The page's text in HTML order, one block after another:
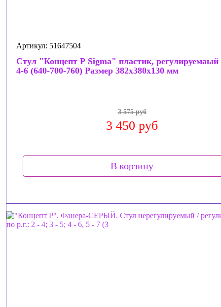
Артикул: 51647504
Стул "Концепт Р Sigma" пластик, регулируемаый
4-6 (640-700-760) Размер 382х380х130 мм
3 575 руб
3 450 руб
В корзину